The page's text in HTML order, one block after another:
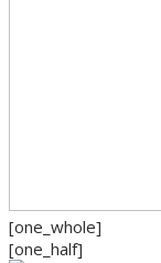
[one_whole]
[one_half]